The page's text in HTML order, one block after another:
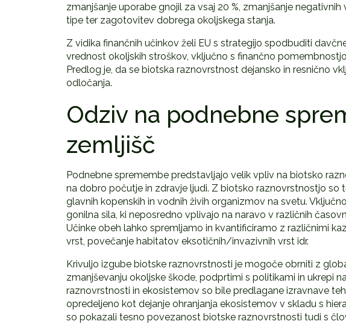
zmanjšanje uporabe gnojil za vsaj 20 %, zmanjšanje
tipe ter zagotovitev dobrega okoljskega stanja.
Z vidika finančnih učinkov želi EU s strategijo spodbuditi
vrednost okoljskih stroškov, vključno s finančno
Predlog je, da se biotska raznovrstnost dejansko in resnično
odločanja.
Odziv na podnebne
zemljišč
Podnebne spremembe predstavljajo velik vpliv na biotsko
na dobro počutje in zdravje ljudi. Z biotsko raznovrstnostjo so
glavnih kopenskih in vodnih živih organizmov na svetu.
gonilna sila, ki neposredno vplivajo na naravo v različnih
Učinke obeh lahko spremljamo in kvantificiramo z različnimi
vrst, povečanje habitatov eksotičnih/invazivnih vrst idr.
Krivuljo izgube biotske raznovrstnosti je mogoče obrniti z
zmanjševanju okoljske škode, podprtimi s politikami in ukrepi
raznovrstnosti in ekosistemov so bile predlagane izravnave
opredeljeno kot dejanje ohranjanja ekosistemov v skladu s
so pokazali tesno povezanost biotske raznovrstnosti tudi s